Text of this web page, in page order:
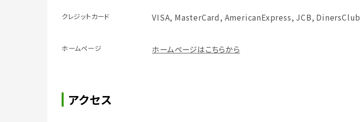
クレジットカード VISA, MasterCard, AmericanExpress, JCB, DinersClub
ホームページ ホームページはこちらから
アクセス